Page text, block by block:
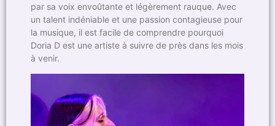
par sa voix envoûtante et légèrement rauque. Avec
un talent indéniable et une passion contagieuse pour
la musique, il est facile de comprendre pourquoi
Doria D est une artiste à suivre de près dans les mois
à venir.